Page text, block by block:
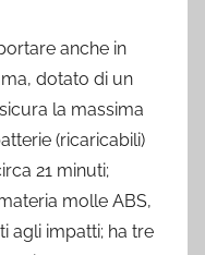
anche in
dotato di un
la massima
(ricaricabili)
21 minuti;
molle ABS,
agli impatti; ha tre